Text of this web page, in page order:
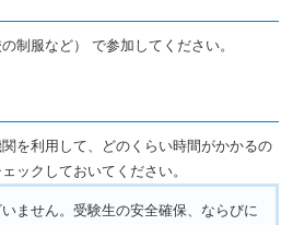
制服など） で参加してください。
を利用して、どのくらい時間がかかるの
ックしておいてください。
ません。受験生の安全確保、ならびに